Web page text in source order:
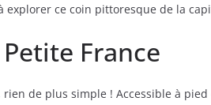
explorer ce coin pittoresque de la
France
rien de plus simple ! Accessible à